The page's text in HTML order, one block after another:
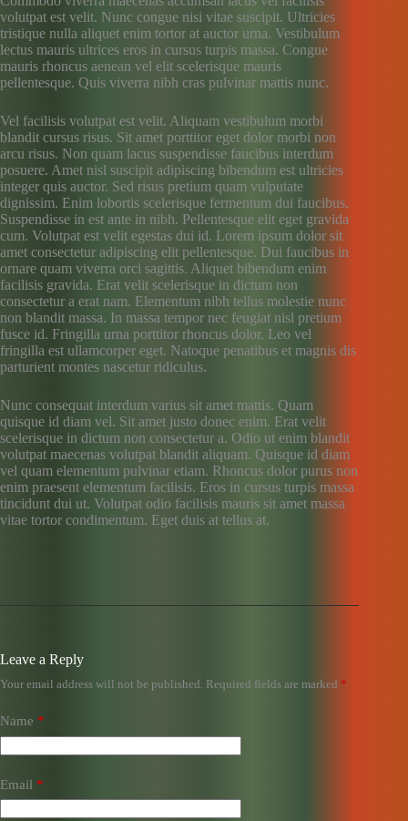
volutpat est velit. Nunc congue nisi vitae suscipit. Ultricies
tristique nulla aliquet enim tortor at auctor urna. Vestibulum
lectus mauris ultrices eros in cursus turpis massa. Congue
mauris rhoncus aenean vel elit scelerisque mauris
pellentesque. Quis viverra nibh cras pulvinar mattis nunc.
Vel facilisis volutpat est velit. Aliquam vestibulum morbi
blandit cursus risus. Sit amet porttitor eget dolor morbi non
arcu risus. Non quam lacus suspendisse faucibus interdum
posuere. Amet nisl suscipit adipiscing bibendum est ultricies
integer quis auctor. Sed risus pretium quam vulputate
dignissim. Enim lobortis scelerisque fermentum dui faucibus.
Suspendisse in est ante in nibh. Pellentesque elit eget gravida
cum. Volutpat est velit egestas dui id. Lorem ipsum dolor sit
amet consectetur adipiscing elit pellentesque. Dui faucibus in
ornare quam viverra orci sagittis. Aliquet bibendum enim
facilisis gravida. Erat velit scelerisque in dictum non
consectetur a erat nam. Elementum nibh tellus molestie nunc
non blandit massa. In massa tempor nec feugiat nisl pretium
fusce id. Fringilla urna porttitor rhoncus dolor. Leo vel
fringilla est ullamcorper eget. Natoque penatibus et magnis dis
parturient montes nascetur ridiculus.
Nunc consequat interdum varius sit amet mattis. Quam
quisque id diam vel. Sit amet justo donec enim. Erat velit
scelerisque in dictum non consectetur a. Odio ut enim blandit
volutpat maecenas volutpat blandit aliquam. Quisque id diam
vel quam elementum pulvinar etiam. Rhoncus dolor purus non
enim praesent elementum facilisis. Eros in cursus turpis massa
tincidunt dui ut. Volutpat odio facilisis mauris sit amet massa
vitae tortor condimentum. Eget duis at tellus at.
Leave a Reply
Your email address will not be published. Required fields are marked *
Name *
Email *